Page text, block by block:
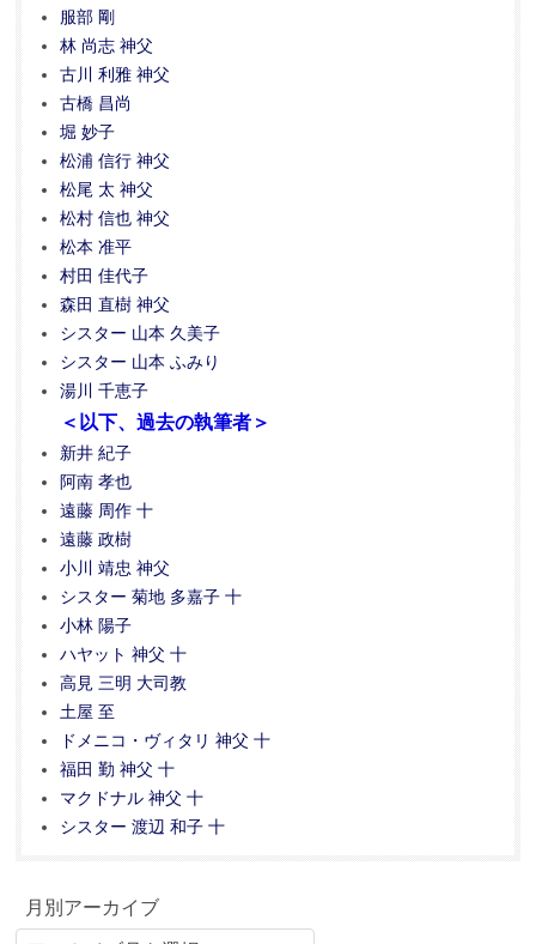
服部 剛
林 尚志 神父
古川 利雅 神父
古橋 昌尚
堀 妙子
松浦 信行 神父
松尾 太 神父
松村 信也 神父
松本 准平
村田 佳代子
森田 直樹 神父
シスター 山本 久美子
シスター 山本 ふみり
湯川 千恵子
＜以下、過去の執筆者＞
新井 紀子
阿南 孝也
遠藤 周作 十
遠藤 政樹
小川 靖忠 神父
シスター 菊地 多嘉子 十
小林 陽子
ハヤット 神父 十
高見 三明 大司教
土屋 至
ドメニコ・ヴィタリ 神父 十
福田 勤 神父 十
マクドナル 神父 十
シスター 渡辺 和子 十
月別アーカイブ